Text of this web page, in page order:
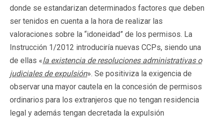
donde se estandarizan determinados factores que deben
ser tenidos en cuenta a la hora de realizar las
valoraciones sobre la “idoneidad” de los permisos. La
Instrucción 1/2012 introduciría nuevas CCPs, siendo una
de ellas «la existencia de resoluciones administrativas o
judiciales de expulsión». Se positiviza la exigencia de
observar una mayor cautela en la concesión de permisos
ordinarios para los extranjeros que no tengan residencia
legal y además tengan decretada la expulsión